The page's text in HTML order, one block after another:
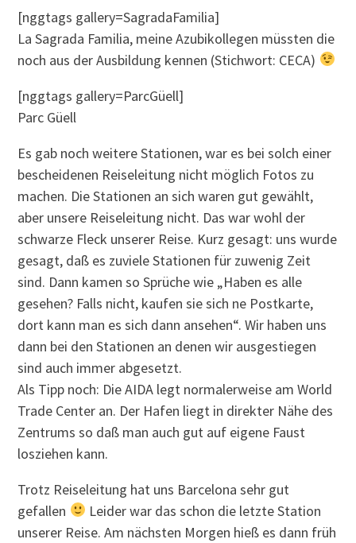
[nggtags gallery=SagradaFamilia]
La Sagrada Familia, meine Azubikollegen müssten die
noch aus der Ausbildung kennen (Stichwort: CECA)
[nggtags gallery=ParcGüell]
Parc Güell
Es gab noch weitere Stationen, war es bei solch einer
bescheidenen Reiseleitung nicht möglich Fotos zu
machen. Die Stationen an sich waren gut gewählt,
aber unsere Reiseleitung nicht. Das war wohl der
schwarze Fleck unserer Reise. Kurz gesagt: uns wurde
gesagt, daß es zuviele Stationen für zuwenig Zeit
sind. Dann kamen so Sprüche wie „Haben es alle
gesehen? Falls nicht, kaufen sie sich ne Postkarte,
dort kann man es sich dann ansehen“. Wir haben uns
dann bei den Stationen an denen wir ausgestiegen
sind auch immer abgesetzt.
Als Tipp noch: Die AIDA legt normalerweise am World
Trade Center an. Der Hafen liegt in direkter Nähe des
Zentrums so daß man auch gut auf eigene Faust
losziehen kann.
Trotz Reiseleitung hat uns Barcelona sehr gut
gefallen
Leider war das schon die letzte Station
unserer Reise. Am nächsten Morgen hieß es dann früh